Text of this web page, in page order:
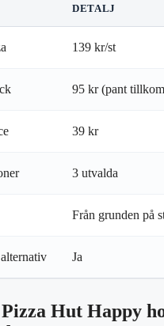
DETALJ
139 kr/st
95 kr (pant
39 kr
3 utvalda
Från grunden på
Ja
Hut Happy